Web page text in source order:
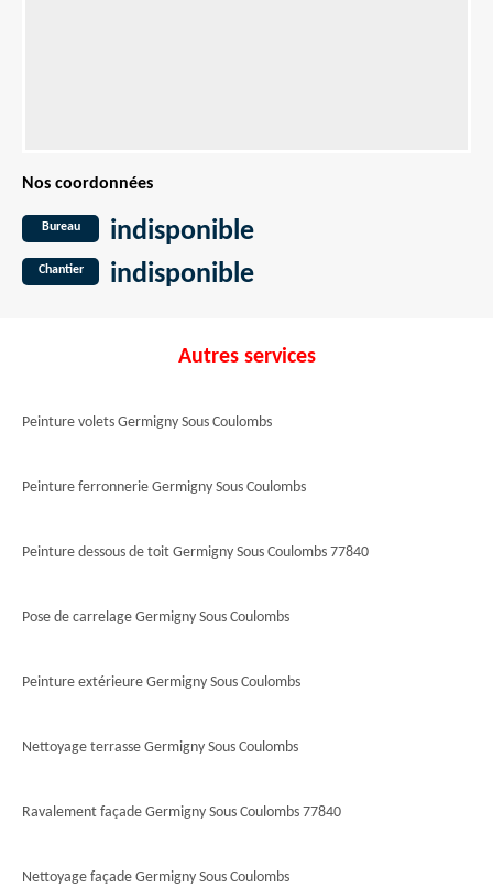
Nos coordonnées
Bureau indisponible
Chantier indisponible
Autres services
Peinture volets Germigny Sous Coulombs
Peinture ferronnerie Germigny Sous Coulombs
Peinture dessous de toit Germigny Sous Coulombs 77840
Pose de carrelage Germigny Sous Coulombs
Peinture extérieure Germigny Sous Coulombs
Nettoyage terrasse Germigny Sous Coulombs
Ravalement façade Germigny Sous Coulombs 77840
Nettoyage façade Germigny Sous Coulombs